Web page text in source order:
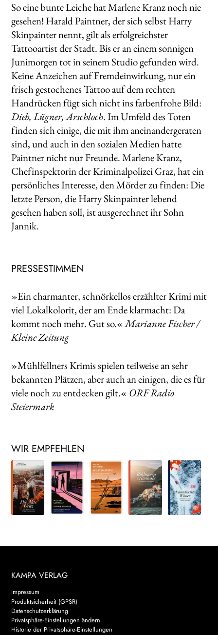
So eine bunte Leiche hat Marlene Kranz noch nie
gesehen! Harald Paintner, der sich selbst Harry
Skinpainter nennt, gilt als erfolgreichster
Tattooartist der Stadt. Bis er an einem sonnigen
Junimorgen tot in seinem Studio gefunden wird.
Keine Anzeichen auf Fremdeinwirkung, nur ein
frisch gestochenes Tattoo auf dem rechten
Handrücken fügt sich nicht ins farbenfrohe Bild:
Dieb, Lügner, Arschloch. Im Umfeld des Toten
finden sich einige, die mit ihm aneinandergeraten
sind, und auch in den sozialen Medien hatte
Paintner nicht nur Freunde. Marlene Kranz,
Chefinspektorin der Kriminalpolizei Graz, hat ein
persönliches Interesse, den Mörder zu finden: Die
letzte Person, die Harry Skinpainter lebend
gesehen haben soll, ist ausgerechnet ihr Sohn
Jannik.
PRESSESTIMMEN
»Ein charmanter, schnörkellos erzählter Krimi mit
viel Lokalkolorit, der am Ende klarmacht: Da
kommt noch mehr. Gut so.«Marianne Fischer /
Kleine Zeitung
»Mühlfellners Krimis spielen teilweise an sehr
bekannten Plätzen, aber auch an einigen, die es für
viele noch zu entdecken gilt.« ORF Radio
Steiermark
WIR EMPFEHLEN
KAMPA VERLAG
Impressum
Produktsicherheit (GPSR)
Datenschutzerklärung
Privatsphäre-Einstellungen ändern
Historie der Privatsphäre-Einstellungen